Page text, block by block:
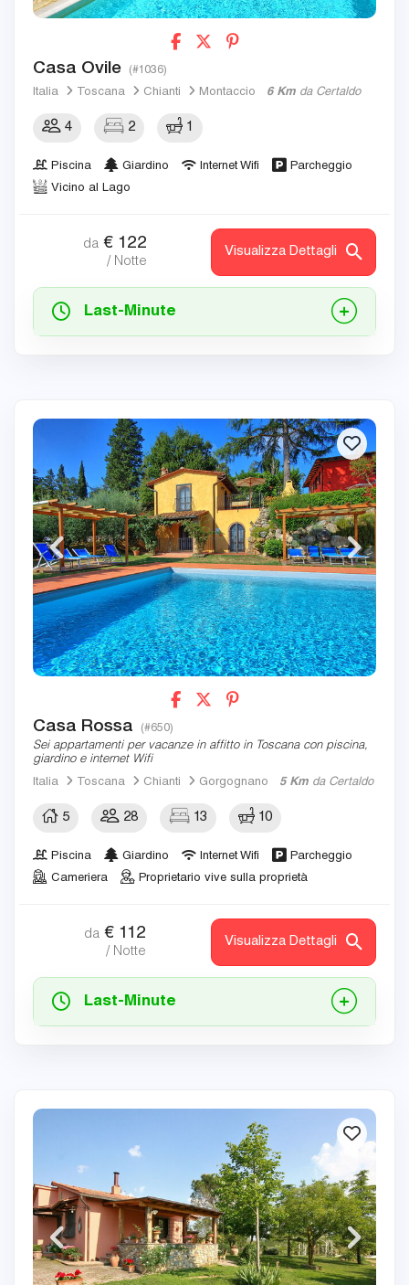
Casa Ovile (#1036)
Italia Toscana Chianti Montaccio 6 Km da Certaldo
4 2 1
Piscina Giardino Internet Wifi
Parcheggio
Vicino al Lago
da € 122
/ Notte
Visualizza Dettagli
Last-Minute
Casa Rossa (#650)
Sei appartamenti per vacanze in affitto in Toscana con piscina,
giardino e internet Wifi
Italia
Toscana Chianti Gorgognano 5 Km da Certaldo
5 28 13 10
Piscina Giardino Internet Wifi
Parcheggio
Cameriera
Proprietario vive sulla proprietà
da € 112
/ Notte
Visualizza Dettagli
Last-Minute